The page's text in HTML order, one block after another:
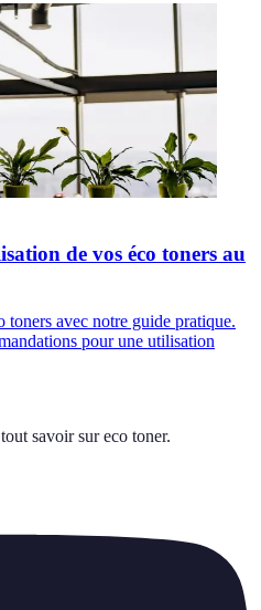
de vos éco toners au
avec notre guide pratique.
pour une utilisation
savoir sur eco toner.